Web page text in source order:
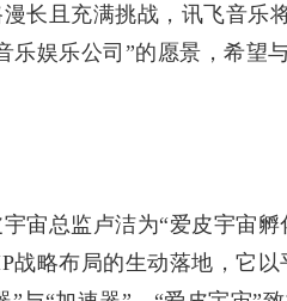
且充满挑战，讯飞音乐
娱乐公司”的愿景，希望
总监卢洁为“爱皮宇宙孵
战略布局的生动落地，它